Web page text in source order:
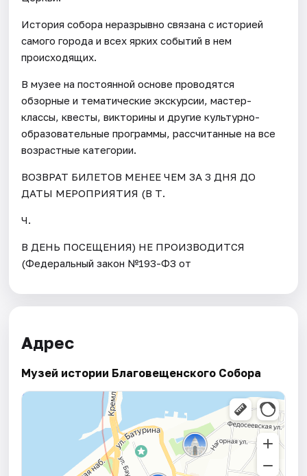
История собора неразрывно связана с историей
самого города и всех ярких событий в нем
происходящих.
В музее на постоянной основе проводятся
обзорные и тематические экскурсии, мастер-
классы, квесты, викторины и другие культурно-
образовательные программы, рассчитанные на все
возрастные категории.
ВОЗВРАТ БИЛЕТОВ МЕНЕЕ ЧЕМ ЗА 3 ДНЯ ДО
ДАТЫ МЕРОПРИЯТИЯ (В Т.
Ч.
В ДЕНЬ ПОСЕЩЕНИЯ) НЕ ПРОИЗВОДИТСЯ
(Федеральный закон №193-ФЗ от
Адрес
Музей истории Благовещенского Собора